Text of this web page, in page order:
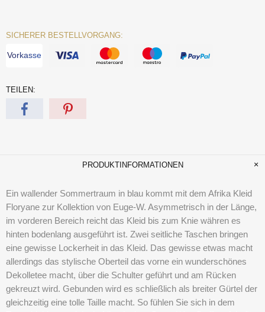
SICHERER BESTELLVORGANG:
Vorkasse
TEILEN:
PRODUKTINFORMATIONEN
Ein wallender Sommertraum in blau kommt mit dem Afrika Kleid
Floryane zur Kollektion von Euge-W. Asymmetrisch in der Länge,
im vorderen Bereich reicht das Kleid bis zum Knie währen es
hinten bodenlang ausgeführt ist. Zwei seitliche Taschen bringen
eine gewisse Lockerheit in das Kleid. Das gewisse etwas macht
allerdings das stylische Oberteil das vorne ein wunderschönes
Dekolletee macht, über die Schulter geführt und am Rücken
gekreuzt wird. Gebunden wird es schließlich als breiter Gürtel der
gleichzeitig eine tolle Taille macht. So fühlen Sie sich in dem